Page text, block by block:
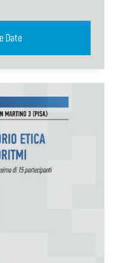
Vedi tutti i Dettagli e le Date